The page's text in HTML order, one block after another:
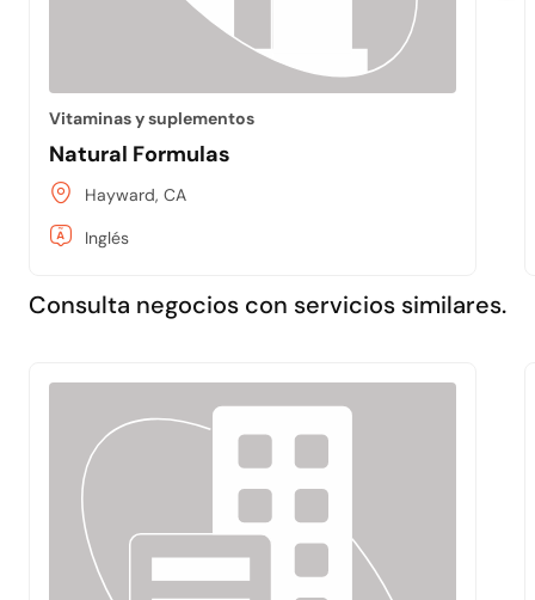
Vitaminas y suplementos
Natural Formulas
Hayward, CA
Inglés
Consulta negocios con servicios similares.